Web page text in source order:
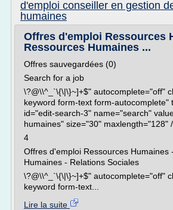
d'emploi conseiller en gestion
humaines
Offres d'emploi Ressources
Ressources Humaines ...
Offres sauvegardées (0)
Search for a job
\?@\\^_`\{\|\}~]+$" autocomplete="off"
keyword form-text form-autocomplete"
id="edit-search-3" name="search"
humaines" size="30" maxlength="128"
4
Offres d'emploi Ressources Humaines
Humaines - Relations Sociales
\?@\\^_`\{\|\}~]+$" autocomplete="off"
keyword form-text...
Lire la suite